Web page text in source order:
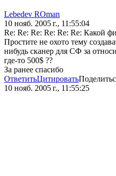
Lebedev ROman
10 нояб. 2005 г., 11:55:04
Re: Re: Re: Re: Re: Re: Какой
Простите не охото тему
нибудь сканер для СФ за
где-то 500$ ??
За ранее спасибо
ОтветитьЦитировать
10 нояб. 2005 г., 11:55:25